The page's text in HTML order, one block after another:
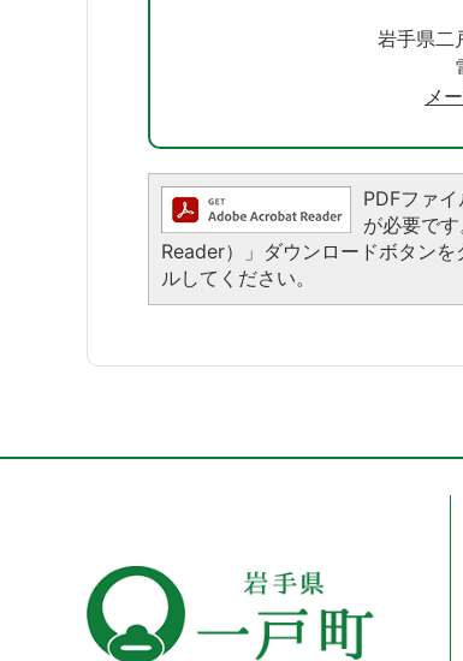
岩手県二
メ
PDFファ
が必要で
Reader）」ダウンロードボタン
ルしてください。